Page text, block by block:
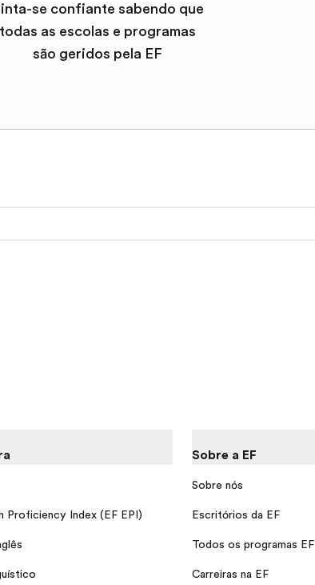
se confiante sabendo que
todas as escolas e programas
são geridos pela EF
Proficiency Index (EF EPI)
Sobre a EF
Sobre nós
Escritórios da EF
Todos os programas EF
Carreiras na EF